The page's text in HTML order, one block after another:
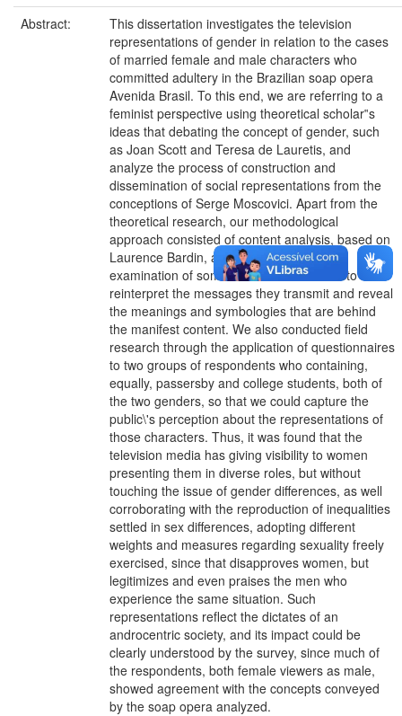
Abstract:
This dissertation investigates the television
representations of gender in relation to the cases
of married female and male characters who
committed adultery in the Brazilian soap opera
Avenida Brasil. To this end, we are referring to a
feminist perspective using theoretical scholar‟s
ideas that debating the concept of gender, such
as Joan Scott and Teresa de Lauretis, and
analyze the process of construction and
dissemination of social representations from the
conceptions of Serge Moscovici. Apart from the
theoretical research, our methodological
approach consisted of content analysis, based on
Laurence Bardin, a technique used in the
examination of some selected characters to
reinterpret the messages they transmit and reveal
the meanings and symbologies that are behind
the manifest content. We also conducted field
research through the application of questionnaires
to two groups of respondents who containing,
equally, passersby and college students, both of
the two genders, so that we could capture the
public\'s perception about the representations of
those characters. Thus, it was found that the
television media has giving visibility to women
presenting them in diverse roles, but without
touching the issue of gender differences, as well
corroborating with the reproduction of inequalities
settled in sex differences, adopting different
weights and measures regarding sexuality freely
exercised, since that disapproves women, but
legitimizes and even praises the men who
experience the same situation. Such
representations reflect the dictates of an
androcentric society, and its impact could be
clearly understood by the survey, since much of
the respondents, both female viewers as male,
showed agreement with the concepts conveyed
by the soap opera analyzed.